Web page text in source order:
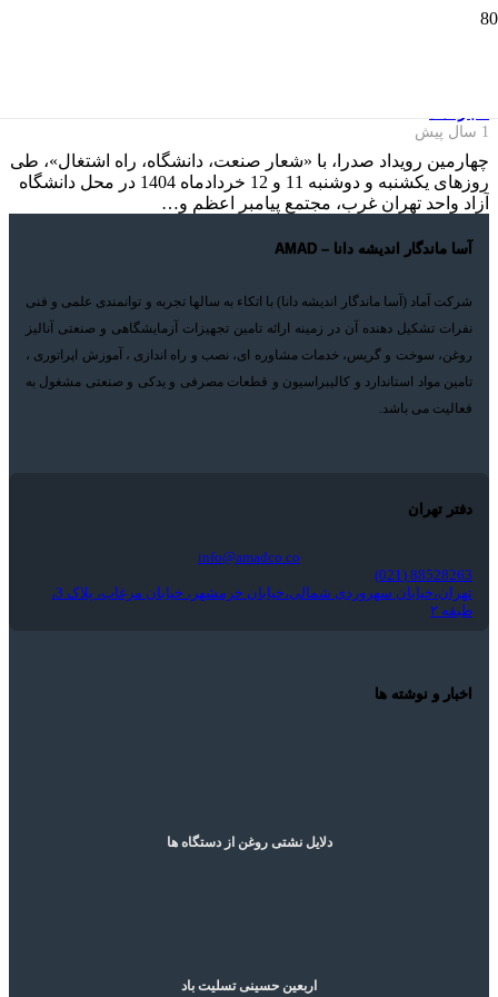
1 سال پیش
چهارمین رویداد صدرا، با «شعار صنعت، دانشگاه، راه اشتغال»، طی
روزهای یکشنبه و دوشنبه 11 و 12 خردادماه 1404 در محل دانشگاه
آزاد واحد تهران غرب، مجتمع پیامبر اعظم و…
آسا ماندگار اندیشه دانا – AMAD
شرکت آماد (آسا ماندگار اندیشه دانا) با اتکاء به سالها تجربه و توانمندی علمی و فنی
نفرات تشکیل دهنده آن در زمینه ارائه تامین تجهیزات آزمایشگاهی و صنعتی آنالیز
روغن، سوخت و گریس، خدمات مشاوره ای، نصب و راه اندازی ، آموزش اپراتوری ،
تامین مواد استاندارد و کالیبراسیون و قطعات مصرفی و یدکی و صنعتی مشغول به
فعالیت می باشد.
دفتر تهران
info@amadco.co
88528263 (021)
تهران،خیابان سهروردی شمالی،خیابان خرمشهر، خیابان مرغاب، پلاک 3،
طبقه ۲
اخبار و نوشته ها
دلایل نشتی روغن از دستگاه ها
اربعین حسینی تسلیت باد